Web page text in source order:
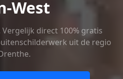
West
direct 100% gratis
uit de regio